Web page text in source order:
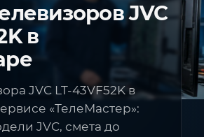
JVC
в
JVC LT-43VF52K в
«ТелеМастер»:
JVC, смета до